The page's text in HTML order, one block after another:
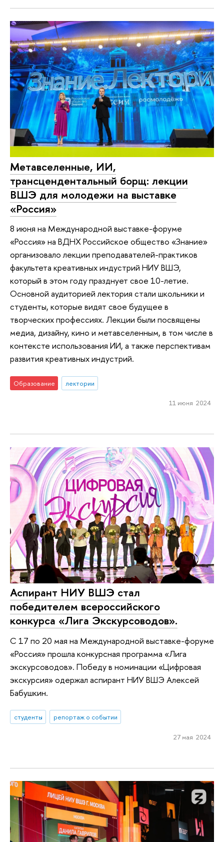
Метавселенные, ИИ,
трансцендентальный борщ: лекции
ВШЭ для молодежи на выставке
«Россия»
8 июня на Международной выставке-форуме
«Россия» на ВДНХ Российское общество «Знание»
организовало лекции преподавателей-практиков
факультета креативных индустрий НИУ ВШЭ,
который в этом году празднует свое 10-летие.
Основной аудиторией лектория стали школьники и
студенты, которые видят свое будущее в
творческих профессиях. Лекции были посвящены
медиа, дизайну, кино и метавселенным, в том числе в
контексте использования ИИ, а также перспективам
развития креативных индустрий.
Образование лектории
11 июня 2024
Аспирант НИУ ВШЭ стал
победителем всероссийского
конкурса «Лига Экскурсоводов».
С 17 по 20 мая на Международной выставке-форуме
«Россия» прошла конкурсная программа «Лига
экскурсоводов». Победу в номинации «Цифровая
экскурсия» одержал аспирант НИУ ВШЭ Алексей
Бабушкин.
студенты репортаж о событии
27 мая 2024